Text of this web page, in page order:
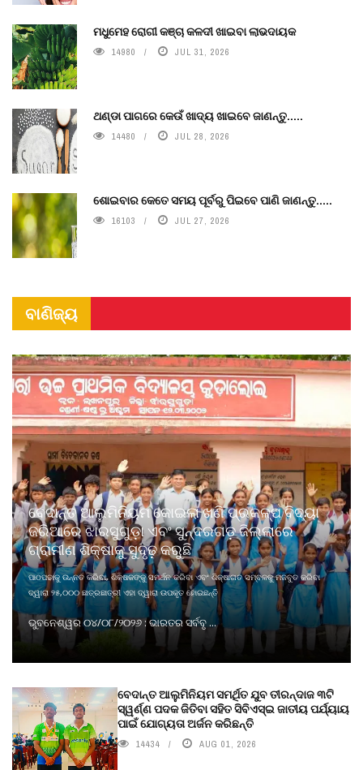
ମଧୁମେହ ରୋଗୀ କଞ୍ଚା କଳଦୀ ଖାଇବା ଲାଭଦାୟକ
14980 JUL 31, 2026
ଥଣ୍ଡା ପାଗରେ କେଉଁ ଖାଦ୍ୟ ଖାଇବେ ଜାଣନ୍ତୁ.....
14480 JUL 28, 2026
ଶୋଇବାର କେତେ ସମୟ ପୂର୍ବରୁ ପିଇବେ ପାଣି ଜାଣନ୍ତୁ.....
16103 JUL 27, 2026
ବାଣିଜ୍ୟ
ବେଦାନ୍ତ ଆଲୁମିନିୟମ କୋଇଲା ଖଣି ପ୍ରକଳ୍ପ ବିଦ୍ୟା
ଜରିଆରେ ଝାରସୁଗୁଡ଼ା ଏବଂ ସୁନ୍ଦରଗଡ଼ ଜିଲ୍ଲାରେ
ଗ୍ରାମୀଣ ଶିକ୍ଷାକୁ ସୁଦୃଢ଼ କରୁଛି
ପାଠପଢାକୁ ଉନ୍ନତ କରିବା, ଶିକ୍ଷକଙ୍କୁ ସମର୍ଥନ କରିବା ଏବଂ ଶିକ୍ଷାଗତ ସମ୍ବଳକୁ ମଜବୁତ କରିବା
ଦ୍ୱାରା ୨୫,୦୦୦ ଛାତ୍ରଛାତ୍ରୀ ଏହା ଦ୍ୱାରା ଉପକୃତ ହୋଇଛନ୍ତି
ଭୁବନେଶ୍ୱର ୦୪/୦୮/୨୦୨୬ : ଭାରତର ସର୍ବବୃ ...
ବେଦାନ୍ତ ଆଲୁମିନିୟମ ସମର୍ଥିତ ଯୁବ ତୀରନ୍ଦାଜ ୩ଟି
ସ୍ୱର୍ଣ୍ଣ ପଦକ ଜିତିବା ସହିତ ସିବିଏସ୍ଇ ଜାତୀୟ ପର୍ଯ୍ୟାୟ
ପାଇଁ ଯୋଗ୍ୟତା ଅର୍ଜନ କରିଛନ୍ତି
14434 AUG 01, 2026